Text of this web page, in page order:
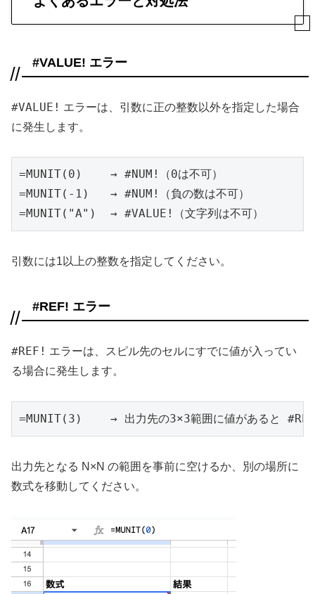
#VALUE! エラー
#VALUE! エラーは、引数に正の整数以外を指定した場合
に発生します。
=MUNIT(0)    → #NUM!（0は不可）
=MUNIT(-1)   → #NUM!（負の数は不可）
=MUNIT("A")  → #VALUE!（文字列は不可）
引数には1以上の整数を指定してください。
#REF! エラー
#REF! エラーは、スピル先のセルにすでに値が入ってい
る場合に発生します。
=MUNIT(3)    → 出力先の3×3範囲に値があると
出力先となる N×N の範囲を事前に空けるか、別の場所に
数式を移動してください。